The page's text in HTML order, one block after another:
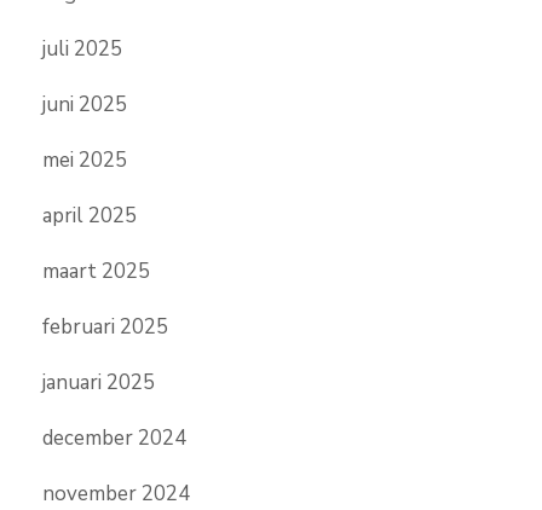
juli 2025
juni 2025
mei 2025
april 2025
maart 2025
februari 2025
januari 2025
december 2024
november 2024